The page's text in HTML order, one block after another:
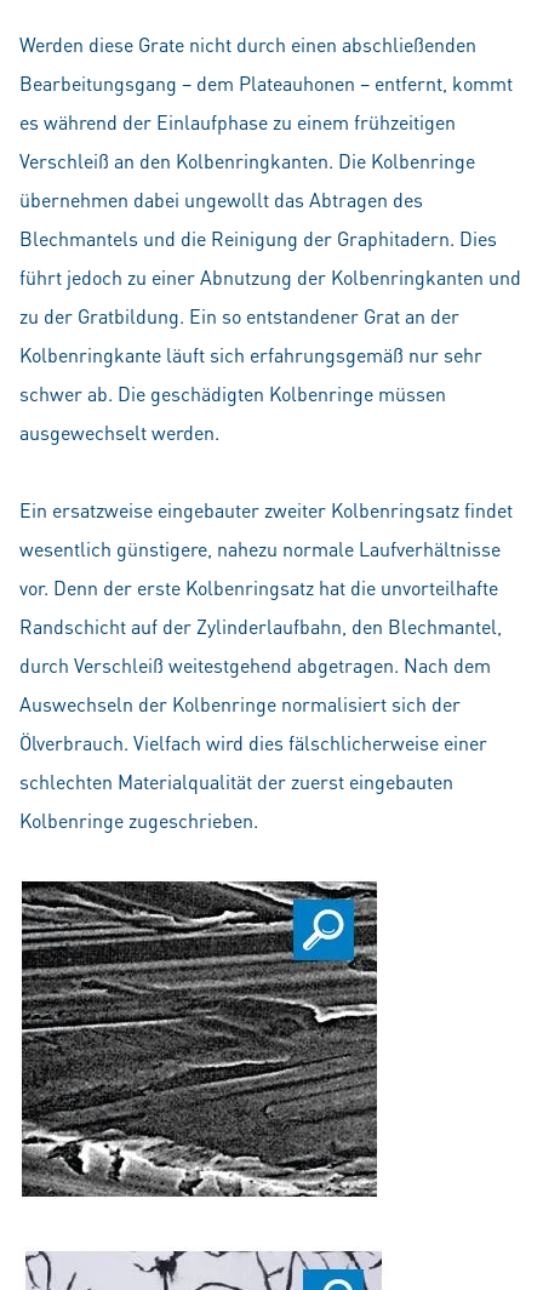
Werden diese Grate nicht durch einen abschließenden
Bearbeitungsgang – dem Plateauhonen – entfernt, kommt
es während der Einlaufphase zu einem frühzeitigen
Verschleiß an den Kolbenringkanten. Die Kolbenringe
übernehmen dabei ungewollt das Abtragen des
Blechmantels und die Reinigung der Graphitadern. Dies
führt jedoch zu einer Abnutzung der Kolbenringkanten und
zu der Gratbildung. Ein so entstandener Grat an der
Kolbenringkante läuft sich erfahrungsgemäß nur sehr
schwer ab. Die geschädigten Kolbenringe müssen
ausgewechselt werden.
Ein ersatzweise eingebauter zweiter Kolbenringsatz findet
wesentlich günstigere, nahezu normale Laufverhältnisse
vor. Denn der erste Kolbenringsatz hat die unvorteilhafte
Randschicht auf der Zylinderlaufbahn, den Blechmantel,
durch Verschleiß weitestgehend abgetragen. Nach dem
Auswechseln der Kolbenringe normalisiert sich der
Ölverbrauch. Vielfach wird dies fälschlicherweise einer
schlechten Materialqualität der zuerst eingebauten
Kolbenringe zugeschrieben.